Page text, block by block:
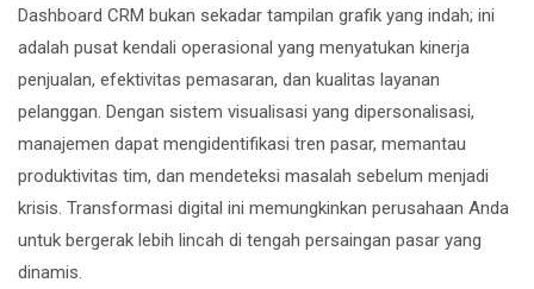
Dashboard CRM bukan sekadar tampilan grafik yang indah; ini
adalah pusat kendali operasional yang menyatukan kinerja
penjualan, efektivitas pemasaran, dan kualitas layanan
pelanggan. Dengan sistem visualisasi yang dipersonalisasi,
manajemen dapat mengidentifikasi tren pasar, memantau
produktivitas tim, dan mendeteksi masalah sebelum menjadi
krisis. Transformasi digital ini memungkinkan perusahaan Anda
untuk bergerak lebih lincah di tengah persaingan pasar yang
dinamis.